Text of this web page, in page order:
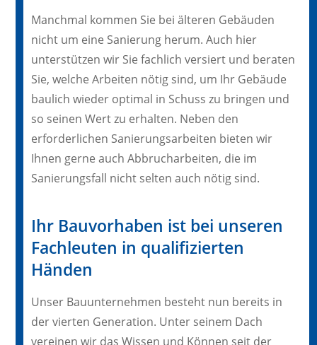
Manchmal kommen Sie bei älteren Gebäuden
nicht um eine Sanierung herum. Auch hier
unterstützen wir Sie fachlich versiert und beraten
Sie, welche Arbeiten nötig sind, um Ihr Gebäude
baulich wieder optimal in Schuss zu bringen und
so seinen Wert zu erhalten. Neben den
erforderlichen Sanierungsarbeiten bieten wir
Ihnen gerne auch Abbrucharbeiten, die im
Sanierungsfall nicht selten auch nötig sind.
Ihr Bauvorhaben ist bei unseren
Fachleuten in qualifizierten
Händen
Unser Bauunternehmen besteht nun bereits in
der vierten Generation. Unter seinem Dach
vereinen wir das Wissen und Können seit der